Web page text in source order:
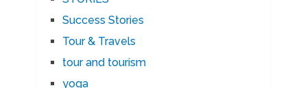
Success Stories
Tour & Travels
tour and tourism
yoga